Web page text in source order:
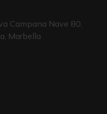
Campana Nave 80,
Marbella